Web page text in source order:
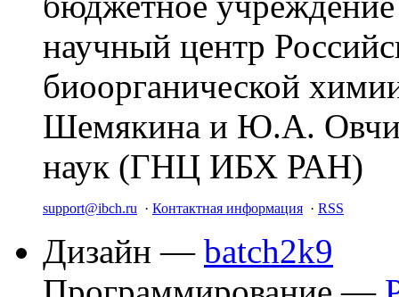
научный центр
биоорганической
Шемякина и Ю.А.
наук (ГНЦ ИБХ РАН)
support@ibch.ru · Контактная информация · RSS
Дизайн — batch2k9